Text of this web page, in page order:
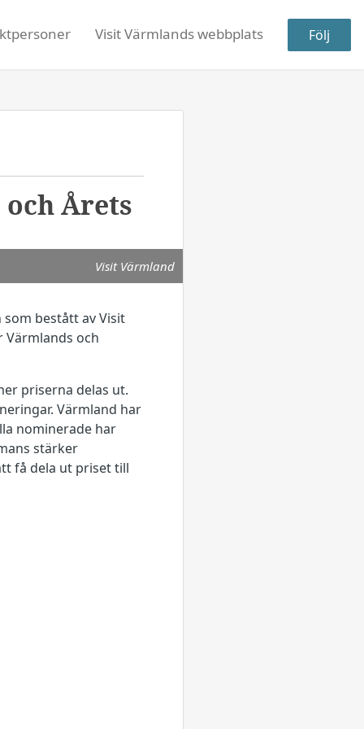
Visit Värmlands webbplats Följ
Årets
Visit Värmland
bestått av Visit
Värmlands och
priserna delas ut.
Värmland har
nominerade har
stärker
få dela ut priset till